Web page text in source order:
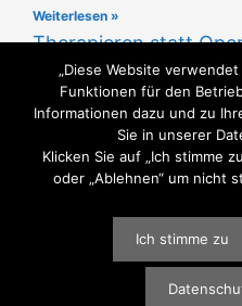
Weiterlesen »
Therapieren statt
Weiterlesen »
GUTE SCHUHE -
WEBGESTALTUNG
„Diese Website
Funktionen für den
Informationen dazu und zu
Sie in unserer
Klicken Sie auf „Ich stimme
oder „Ablehnen“ um nicht
Ich stimme zu